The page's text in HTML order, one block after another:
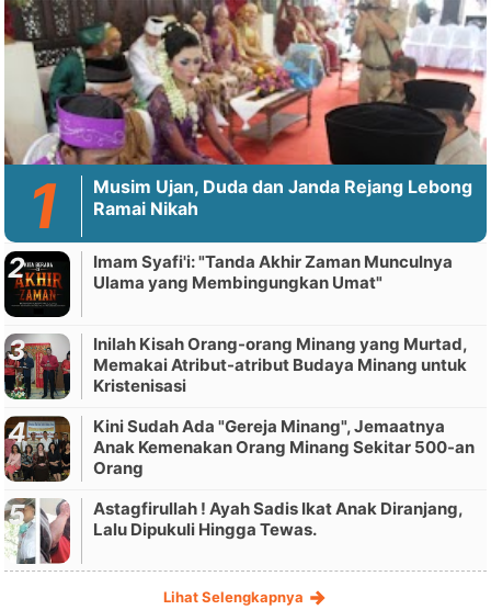
Musim Ujan, Duda dan Janda Rejang Lebong
Ramai Nikah
Imam Syafi'i: "Tanda Akhir Zaman Munculnya
Ulama yang Membingungkan Umat"
Inilah Kisah Orang-orang Minang yang Murtad,
Memakai Atribut-atribut Budaya Minang untuk
Kristenisasi
Kini Sudah Ada "Gereja Minang", Jemaatnya
Anak Kemenakan Orang Minang Sekitar 500-an
Orang
Astagfirullah ! Ayah Sadis Ikat Anak Diranjang,
Lalu Dipukuli Hingga Tewas.
Lihat Selengkapnya